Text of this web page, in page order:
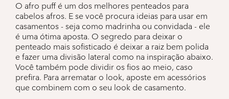
O afro puff é um dos melhores penteados para
cabelos afros. E se você procura ideias para usar em
casamentos - seja como madrinha ou convidada - ele
é uma ótima aposta. O segredo para deixar o
penteado mais sofisticado é deixar a raiz bem polida
e fazer uma divisão lateral como na inspiração abaixo.
Você também pode dividir os fios ao meio, caso
prefira. Para arrematar o look, aposte em acessórios
que combinem com o seu look de casamento.